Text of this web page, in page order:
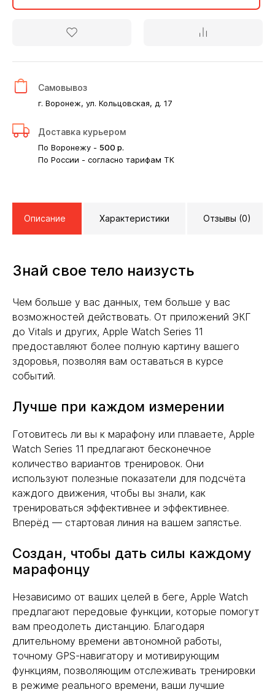
Самовывоз
г. Воронеж, ул. Кольцовская, д. 17
Доставка курьером
По Воронежу - 500 р.
По России - согласно тарифам ТК
Описание Характеристики Отзывы (0)
Знай свое тело наизусть
Чем больше у вас данных, тем больше у вас
возможностей действовать. От приложений ЭКГ
до Vitals и других, Apple Watch Series 11
предоставляют более полную картину вашего
здоровья, позволяя вам оставаться в курсе
событий.
Лучше при каждом измерении
Готовитесь ли вы к марафону или плаваете, Apple
Watch Series 11 предлагают бесконечное
количество вариантов тренировок. Они
используют полезные показатели для подсчёта
каждого движения, чтобы вы знали, как
тренироваться эффективнее и эффективнее.
Вперёд — стартовая линия на вашем запястье.
Создан, чтобы дать силы каждому
марафонцу
Независимо от ваших целей в беге, Apple Watch
предлагают передовые функции, которые помогут
вам преодолеть дистанцию. Благодаря
длительному времени автономной работы,
точному GPS-навигатору и мотивирующим
функциям, позволяющим отслеживать тренировки
в режиме реального времени, ваши лучшие